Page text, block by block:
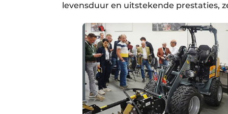
levensduur en uitstekende prestaties,